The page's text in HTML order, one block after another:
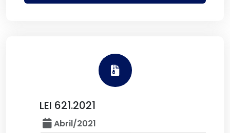
LEI 621.2021
Abril/2021